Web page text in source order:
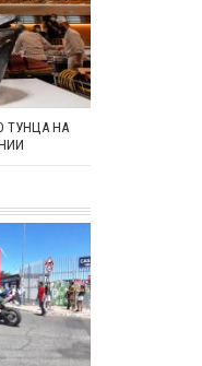
ТУНЦА НА